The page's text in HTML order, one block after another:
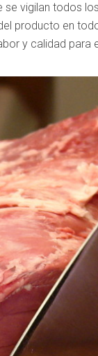
vigilan todos
producto en
y calidad para